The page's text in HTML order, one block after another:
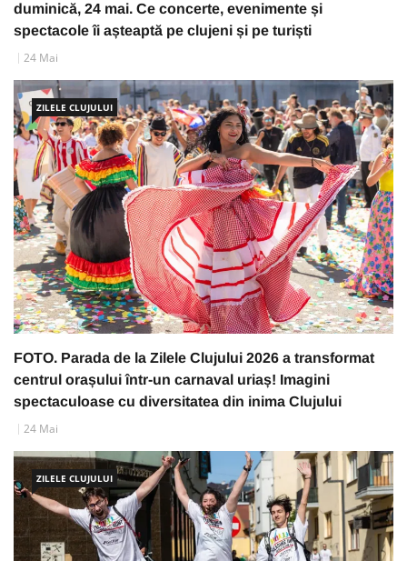
duminică, 24 mai. Ce concerte, evenimente și
spectacole îi așteaptă pe clujeni și pe turiști
24 Mai
ZILELE CLUJULUI
FOTO. Parada de la Zilele Clujului 2026 a transformat
centrul orașului într-un carnaval uriaș! Imagini
spectaculoase cu diversitatea din inima Clujului
24 Mai
ZILELE CLUJULUI